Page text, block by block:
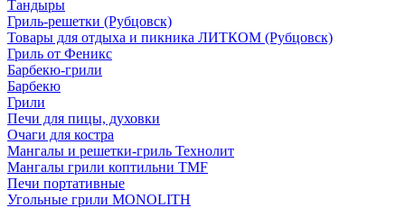
Тандыры
Гриль-решетки (Рубцовск)
Товары для отдыха и пикника ЛИТКОМ (Рубцовск)
Гриль от Феникс
Барбекю-грили
Барбекю
Грили
Печи для пицы, духовки
Очаги для костра
Мангалы и решетки-гриль Технолит
Мангалы грили коптильни TMF
Печи портативные
Угольные грили MONOLITH